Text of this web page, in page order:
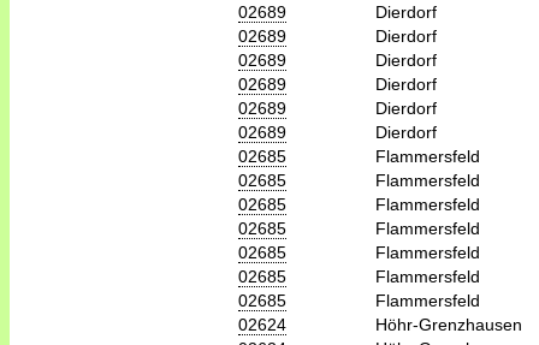
02689
Dierdorf
02689
Dierdorf
02689
Dierdorf
02689
Dierdorf
02689
Dierdorf
02689
Dierdorf
02685
Flammersfeld
02685
Flammersfeld
02685
Flammersfeld
02685
Flammersfeld
02685
Flammersfeld
02685
Flammersfeld
02685
Flammersfeld
02624
Höhr-Grenzhausen